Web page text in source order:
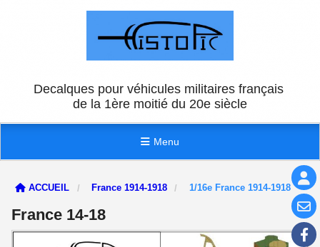
Decalques pour véhicules militaires français
de la 1ère moitié du 20e siècle
Menu
ACCUEIL France 1914-1918 1/16e France 1914-1918
France 14-18